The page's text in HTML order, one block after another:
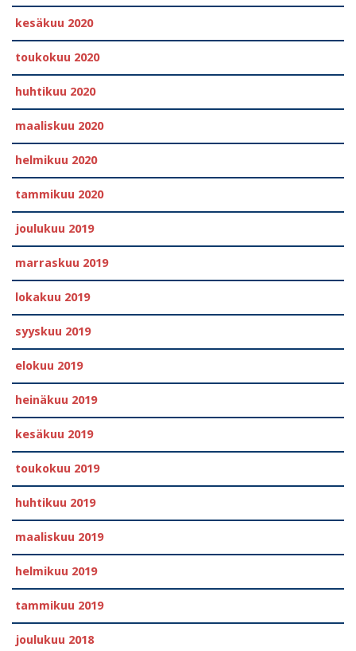
kesäkuu 2020
toukokuu 2020
huhtikuu 2020
maaliskuu 2020
helmikuu 2020
tammikuu 2020
joulukuu 2019
marraskuu 2019
lokakuu 2019
syyskuu 2019
elokuu 2019
heinäkuu 2019
kesäkuu 2019
toukokuu 2019
huhtikuu 2019
maaliskuu 2019
helmikuu 2019
tammikuu 2019
joulukuu 2018